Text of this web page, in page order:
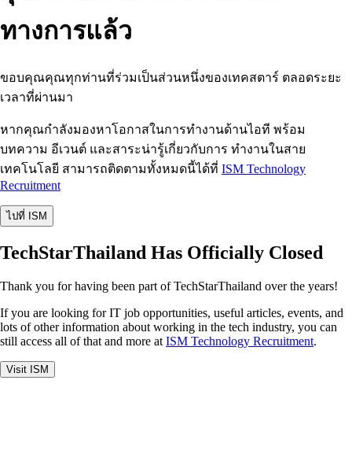
ทางการแล้ว
ขอบคุณคุณทุกท่านที่ร่วมเป็นส่วนหนึ่งของเทคสตาร์ ตลอดระยะ
เวลาที่ผ่านมา
หากคุณกำลังมองหาโอกาสในการทำงานด้านไอที พร้อม
บทความ อีเวนต์ และสาระน่ารู้เกี่ยวกับการ ทำงานในสาย
เทคโนโลยี สามารถติดตามทั้งหมดนี้ได้ที่ ISM Technology
Recruitment
ไปที่ ISM
TechStarThailand Has Officially Closed
Thank you for having been part of TechStarThailand over the years!
If you are looking for IT job opportunities, useful articles, events, and
lots of other information about working in the tech industry, you can
still access all of that and more at ISM Technology Recruitment.
Visit ISM